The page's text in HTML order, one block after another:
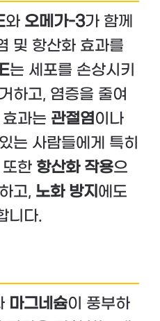
와 오메가-3가 함께
및 항산화 효과를
는 세포를 손상시키
하고, 염증을 줄여
과는 관절염이나
는 사람들에게 특히
한 항산화 작용으
고, 노화 방지 에도
니다.
마그네슘이 풍부하